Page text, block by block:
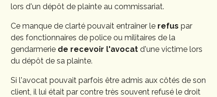
lors d'un dépôt de plainte au commissariat.
Ce manque de clarté pouvait entraîner le refus par
des fonctionnaires de police ou militaires de la
gendarmerie de recevoir l'avocat d'une victime lors
du dépôt de sa plainte.
Si l'avocat pouvait parfois être admis aux côtés de son
client, il lui était par contre très souvent refusé le droit